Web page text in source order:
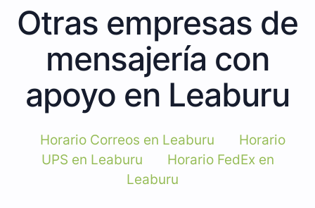
Otras empresas de
mensajería con
apoyo en Leaburu
Horario Correos en Leaburu
Horario
UPS en Leaburu
Horario FedEx en
Leaburu